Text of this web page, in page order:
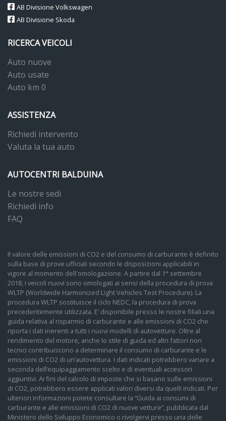
AB Divisione Volkswagen
AB Divisione Skoda
RICERCA VEICOLI
Auto nuove
Auto usate
Auto km 0
ASSISTENZA
Richiedi intervento
Valuta la tua auto
AUTOCENTRI BALDUINA
Le nostre sedi
Richiedi info
FAQ
Il valore delle emissioni di CO2 e del consumo di carburante è definito
sulla base di prove ufficiali secondo le disposizioni applicabili in
vigore al momento dell'omologazione. A partire dal 1° settembre
2018, i veicoli nuovi sono omologati ai sensi della procedura di prova
WLTP (Worldwide Harmonized Light Vehicles Test Procedure). La
procedura WLTP sostituisce il ciclo NEDC, la procedura di prova
precedentemente utilizzata. E’ disponibile presso le nostre filiali una
guida relativa al risparmio di carburante e alle emissioni di CO2 che
riporta i dati inerenti a tutti i nuovi modelli di autovetture. Oltre al
rendimento del motore, anche lo stile di guida ed altri fattori non
tecnici contribuiscono a determinare il consumo di carburante e le
emissioni di CO2 di un’autovettura. I dati indicati potrebbero variare a
seconda dell’equipaggiamento scelto e di eventuali accessori
aggiuntivi. Ai fini del calcolo di imposte che si basano sulle emissioni
di CO2, potrebbero essere applicati valori diversi da quelli indicati. Per
ulteriori informazioni potete consultare la “Guida ai consumi di
carburante e alle emissioni di CO2 di nuove vetture”, pubblicata dal
Ministero dello Sviluppo Economico o rivolgervi presso una delle